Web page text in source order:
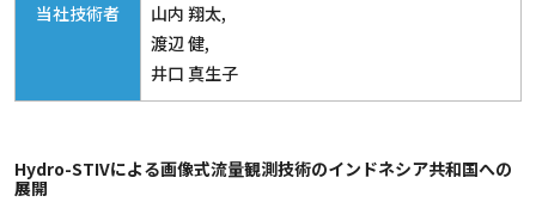
当社技術者
山内 翔太,
渡辺 健,
井口 真生子
Hydro-STIVによる画像式流量観測技術のインドネシア共和国への
展開